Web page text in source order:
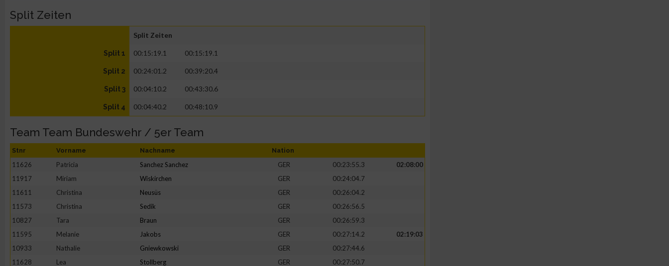
Split Zeiten
Split Zeiten
Split 1 00:15:19.1 00:15:19.1
Split 2 00:24:01.2 00:39:20.4
Split 3 00:04:10.2 00:43:30.6
Split 4 00:04:40.2 00:48:10.9
Team Team Bundeswehr / 5er Team
Stnr Vorname Nachname Nation
11626 Patricia Sanchez Sanchez GER 00:23:55.3
02:08:00
11917
Miriam Wiskirchen GER
00:24:04.7
11611
Christina Neusüs GER
00:26:04.2
11573
Christina Sedik GER
00:26:56.5
10827
Tara Braun GER
00:26:59.3
11595
Melanie Jakobs GER 00:27:14.2
02:19:03
10933
Nathalie Gniewkowski GER
00:27:44.6
11628
Lea Stollberg GER
00:27:50.7